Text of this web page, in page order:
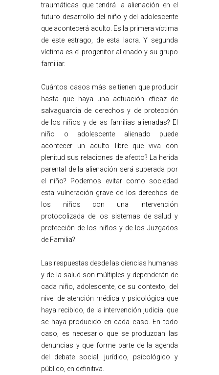
traumáticas que tendrá la alienación en el
futuro desarrollo del niño y del adolescente
que acontecerá adulto. Es la primera víctima
de este estrago, de esta lacra. Y segunda
víctima es el progenitor alienado y su grupo
familiar.
Cuántos casos más se tienen que producir
hasta que haya una actuación eficaz de
salvaguardia de derechos y de protección
de los niños y de las familias alienadas? El
niño o adolescente alienado puede
acontecer un adulto libre que viva con
plenitud sus relaciones de afecto? La herida
parental de la alienación será superada por
el niño? Podemos evitar como sociedad
esta vulneración grave de los derechos de
los niños con una intervención
protocolizada de los sistemas de salud y
protección de los niños y de los Juzgados
de Familia?
Las respuestas desde las ciencias humanas
y de la salud son múltiples y dependerán de
cada niño, adolescente, de su contexto, del
nivel de atención médica y psicológica que
haya recibido, de la intervención judicial que
se haya producido en cada caso. En todo
caso, es necesario que se produzcan las
denuncias y que forme parte de la agenda
del debate social, jurídico, psicológico y
público, en definitiva.